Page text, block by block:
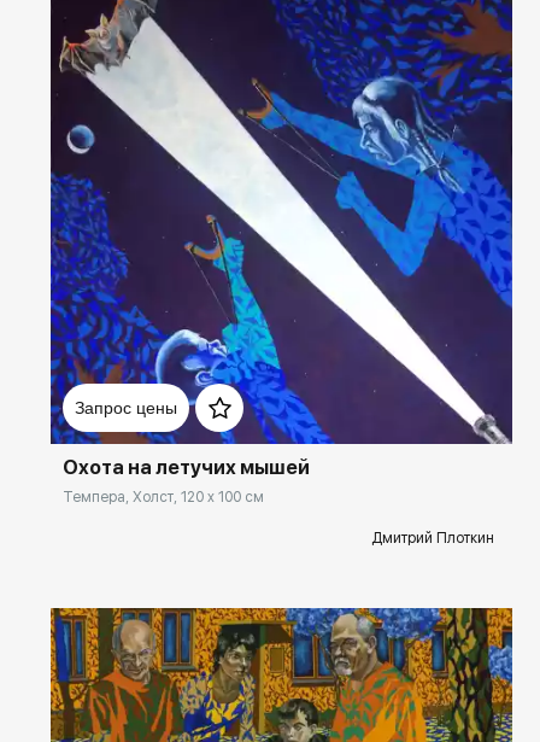
Запрос цены
Домен: rakovgallery.ru
Охота на летучих мышей
Темпера, Холст, 120 x 100 см
Дмитрий Плоткин